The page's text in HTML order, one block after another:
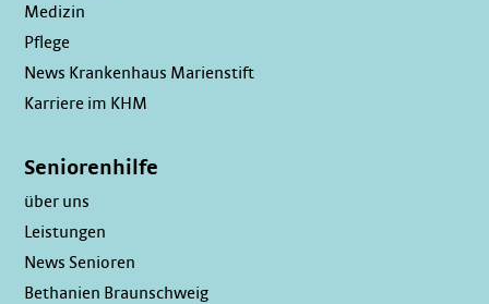
Medizin
Pflege
News Krankenhaus Marienstift
Karriere im KHM
Seniorenhilfe
über uns
Leistungen
News Senioren
Bethanien Braunschweig